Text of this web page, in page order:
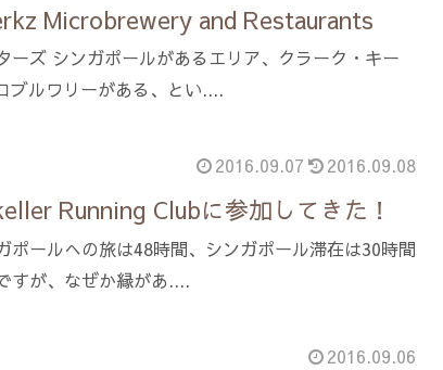
Microbrewery and Restaurants
ーズ シンガポールがあるエリア、クラーク・キー
ブルワリーがある、とい....
2016.09.07 2016.09.08
Running Clubに参加してきた！
ポールへの旅は48時間、シンガポール滞在は30時間
すが、なぜか縁があ....
2016.09.06